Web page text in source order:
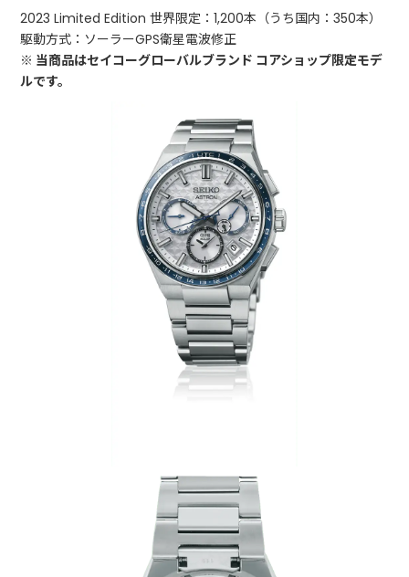
2023 Limited Edition 世界限定：1,200本（うち国内：350本）
駆動方式：ソーラーGPS衛星電波修正
※ 当商品はセイコーグローバルブランド コアショップ限定モデ
ルです。